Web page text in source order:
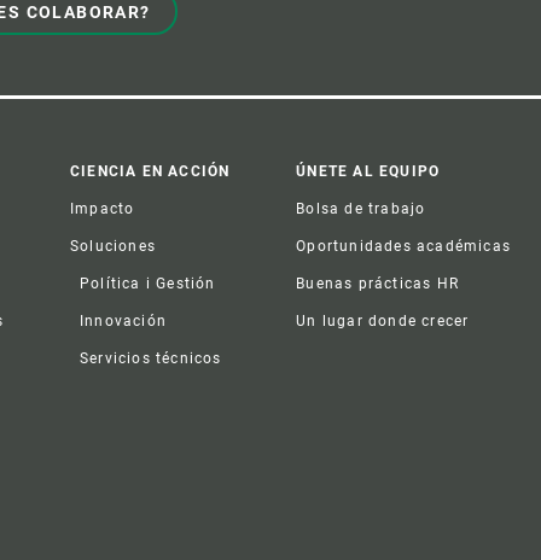
COLABORAR?
CIENCIA EN ACCIÓN
Impacto
Soluciones
Política i Gestión
Innovación
Servicios técnicos
ÚNETE AL EQUIPO
Bolsa de trabajo
Oportunidades académicas
Buenas prácticas HR
Un lugar donde crecer